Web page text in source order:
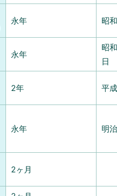
永年 昭
永年
昭
日
2年 平
永年 明
2ヶ月